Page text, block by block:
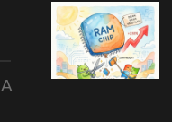
A